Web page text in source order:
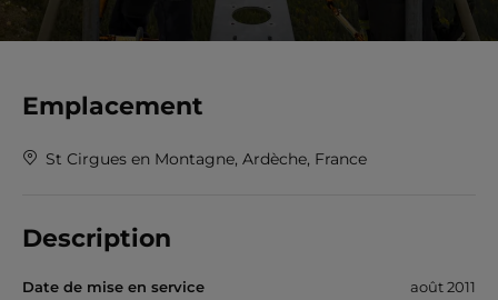
Emplacement
St Cirgues en Montagne, Ardèche, France
Description
Date de mise en service
août 2011